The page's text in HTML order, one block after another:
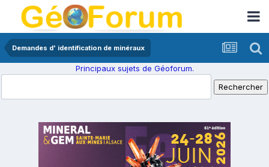
Demandes d' identification de minéraux
Principaux sujets de Géoforum.